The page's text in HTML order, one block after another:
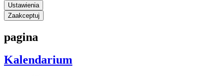
Ustawienia
Zaakceptuj
pagina
Kalendarium